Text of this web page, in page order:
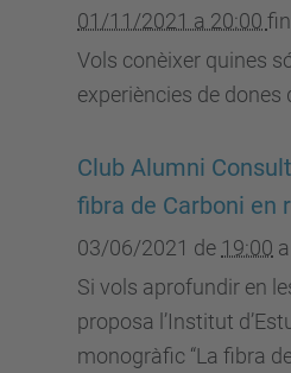
01/11/2021 a 20:00
Vols conèixer quines
experiències de dones
Club Alumni
fibra de Carboni en
03/06/2021 de 19:00 a
Si vols aprofundir en
proposa l’Institut
monogràfic “La fibra